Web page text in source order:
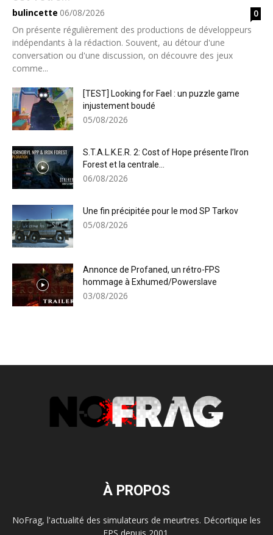
bulincette 06/08/2026
0
On présente régulièrement des productions de développeurs
indépendants à la rédaction. Souvent, au détour d'une
conversation ou d'une discussion, on découvre des jeux
comme...
[TEST] Looking for Fael : un puzzle game
injustement boudé
05/08/2026
S.T.A.L.K.E.R. 2: Cost of Hope présente l’Iron
Forest et la centrale...
06/08/2026
Une fin précipitée pour le mod SP Tarkov
05/08/2026
Annonce de Profaned, un rétro-FPS
hommage à Exhumed/Powerslave
03/08/2026
À PROPOS
NoFrag, l'actualité des simulateurs de meurtres. Décortique les
FPS depuis 2001.